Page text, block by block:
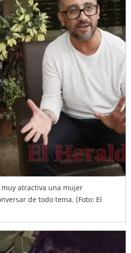
atractiva una mujer
de todo tema. (Foto: El